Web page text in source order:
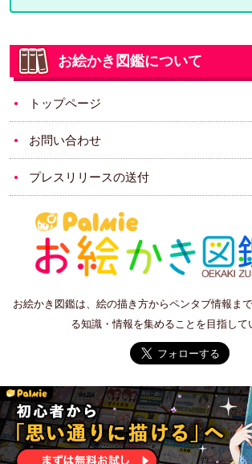
お絵かき図鑑について
トップページ
お問い合わせ
プレスリリースの送付
お絵かき図鑑は、絵の描き方からペンタブ情報ま
る知識・情報を集めることを目指して